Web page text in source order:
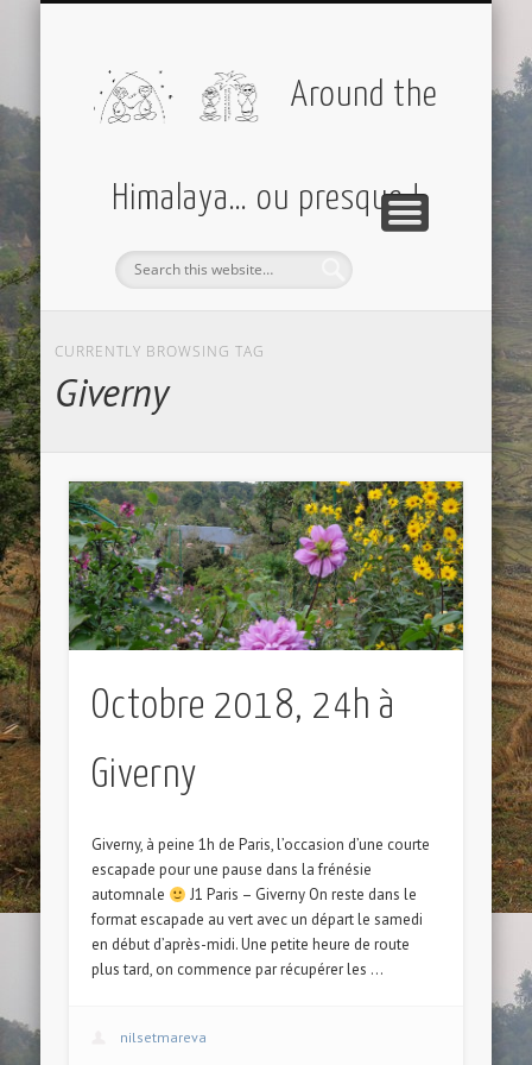
Around the
Himalaya… ou presque !
CURRENTLY BROWSING TAG
Giverny
Octobre 2018, 24h à
Giverny
Giverny, à peine 1h de Paris, l’occasion d’une courte
escapade pour une pause dans la frénésie
automnale
J1 Paris – Giverny On reste dans le
format escapade au vert avec un départ le samedi
en début d’après-midi. Une petite heure de route
plus tard, on commence par récupérer les …
nilsetmareva